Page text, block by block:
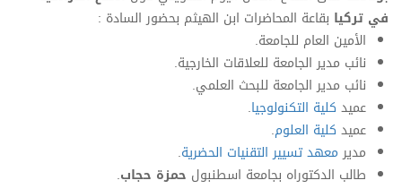
في تركيا بقاعة المحاضرات ابن الهيثم بحضور السادة :
الأمين العام للجامعة.
نائب مدير الجامعة للعلاقات الخارجية.
نائب مدير الجامعة للبحث العلمي.
عميد كلية التكنولوجيا.
عميد كلية العلوم.
مديرمعهد تسيير التقنيات الحضرية.
طالب الدكتوراه بجامعة اسطنبول حمزة حجاب.